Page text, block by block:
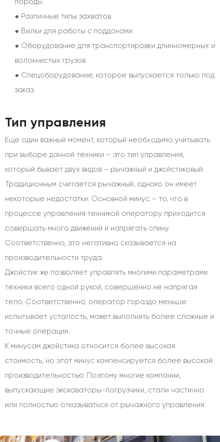
● Различные типы захватов.
● Вилки для работы с поддонами.
● Оборудование для транспортировки длинномерных и
волокнистых грузов.
● Спецоборудование, которое выпускается только под
заказ.
Тип управления
Еще один важный момент, который необходимо учитывать
при выборе данной техники – это тип управления,
который бывает двух видов – рычажный и джойстиковый.
Традиционным считается рычажный, однако он имеет
некоторые недостатки. Основной минус – то, что в
процессе управления техникой оператору приходится
совершать много движений и напрягать спину.
Соответственно, это негативно сказывается на
производительности труда.
Джойстик же позволяет управлять многими параметрами
техники всего одной рукой, совершенно не напрягая
тело. Соответственно, оператор гораздо меньше
испытывает усталость, может выполнять более сложные и
точные операции.
К минусам джойстика относится более высокая
стоимость, но этот минус компенсируется более высокой
производительностью. Поэтому многие компании,
выпускающие экскаваторы-погрузчики, стали частично
или полностью отказываться от рычажного управления.